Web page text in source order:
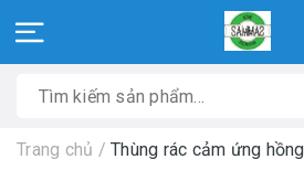
Trang chủ / Thùng rác cảm ứng